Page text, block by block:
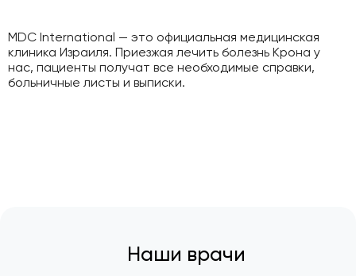
MDC International — это официальная медицинская
клиника Израиля. Приезжая лечить болезнь Крона у
нас, пациенты получат все необходимые справки,
больничные листы и выписки.
Наши врачи